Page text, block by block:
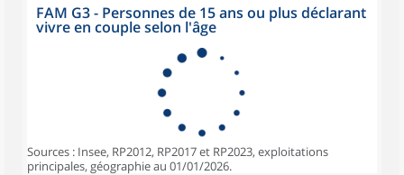
FAM G3 - Personnes de 15 ans ou plus déclarant
vivre en couple selon l'âge
Sources : Insee, RP2012, RP2017 et RP2023, exploitations
principales, géographie au 01/01/2026.